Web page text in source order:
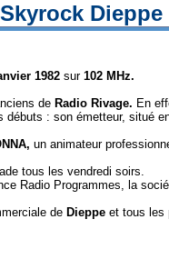
1982 sur102 MHz.
de Radio Rivage. En
débuts : son émetteur, situé
un animateur
tous les vendredi soirs.
Radio Programmes, la
de Dieppe et tous les